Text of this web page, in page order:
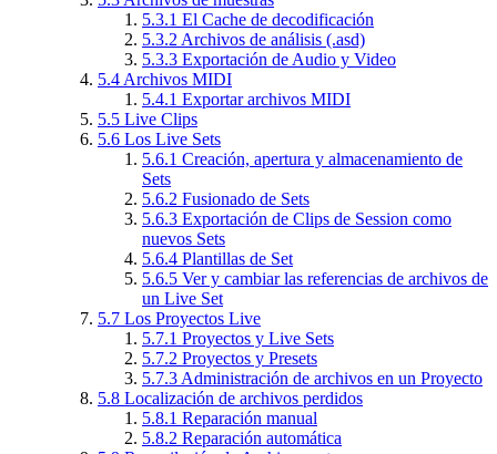
5.3.1 El Cache de decodificación
5.3.2 Archivos de análisis (.asd)
5.3.3 Exportación de Audio y Video
5.4 Archivos MIDI
5.4.1 Exportar archivos MIDI
5.5 Live Clips
5.6 Los Live Sets
5.6.1 Creación, apertura y almacenamiento de
Sets
5.6.2 Fusionado de Sets
5.6.3 Exportación de Clips de Session como
nuevos Sets
5.6.4 Plantillas de Set
5.6.5 Ver y cambiar las referencias de archivos de
un Live Set
5.7 Los Proyectos Live
5.7.1 Proyectos y Live Sets
5.7.2 Proyectos y Presets
5.7.3 Administración de archivos en un Proyecto
5.8 Localización de archivos perdidos
5.8.1 Reparación manual
5.8.2 Reparación automática